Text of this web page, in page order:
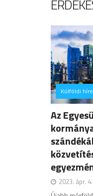
Külföldi
Az
2023. ápr.